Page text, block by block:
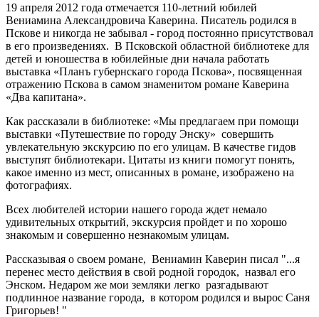
19 апреля 2012 года отмечается 110-летний юбилей
Вениамина Александровича Каверина. Писатель родился в
Пскове и никогда не забывал - город постоянно присутствовал
в его произведениях. В Псковской областной библиотеке для
детей и юношества в юбилейные дни начала работать
выставка «Планъ губернскаго города Пскова», посвященная
отражению Пскова в самом знаменитом романе Каверина
«Два капитана».
Как рассказали в библиотеке: «Мы предлагаем при помощи
выставки «Путешествие по городу Энску» совершить
увлекательную экскурсию по его улицам. В качестве гидов
выступят библиотекари. Цитаты из книги помогут понять,
какое именно из мест, описанных в романе, изображено на
фотографиях.
Всех любителей истории нашего города ждет немало
удивительных открытий, экскурсия пройдет и по хорошо
знакомым и совершенно незнакомым улицам.
Рассказывая о своем романе, Вениамин Каверин писал "...я
перенес место действия в свой родной городок, назвал его
Энском. Недаром же мои земляки легко разгадывают
подлинное название города, в котором родился и вырос Саня
Григорьев! "